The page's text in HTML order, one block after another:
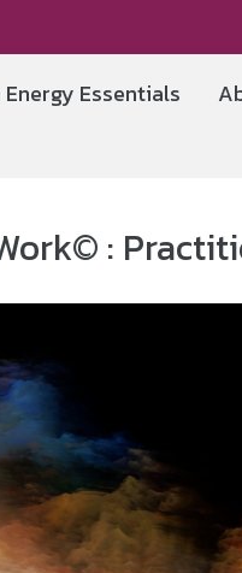
Energy Essentials
: